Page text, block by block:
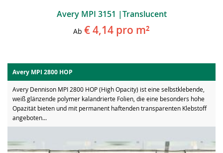
Avery MPI 3151 |Translucent
Ab € 4,14 pro m²
Avery MPI 2800 HOP
Avery Dennison MPI 2800 HOP (High Opacity) ist eine selbstklebende,
weiß glänzende polymer kalandrierte Folien, die eine besonders hohe
Opazität bieten und mit permanent haftenden transparenten Klebstoff
angeboten...